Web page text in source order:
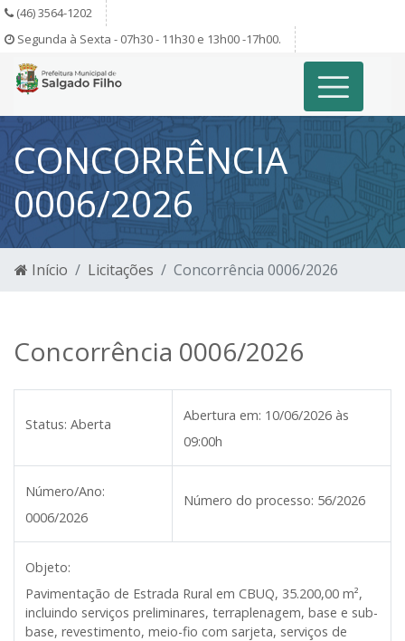
(46) 3564-1202
Segunda à Sexta - 07h30 - 11h30 e 13h00 -17h00.
CONCORRÊNCIA
0006/2026
Início Licitações Concorrência 0006/2026
Concorrência 0006/2026
Status: Aberta
Abertura em: 10/06/2026 às
09:00h
Número/Ano:
0006/2026
Número do processo: 56/2026
Objeto:
Pavimentação de Estrada Rural em CBUQ, 35.200,00 m²,
incluindo serviços preliminares, terraplenagem, base e sub-
base, revestimento, meio-fio com sarjeta, serviços de